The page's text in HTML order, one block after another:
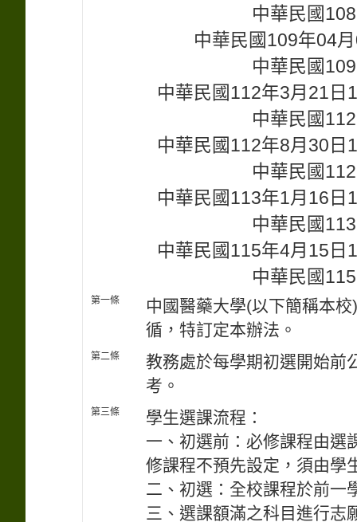
中華民國
中華民國109年04
中華民國
中華民國112年3月21日
中華民國
中華民國112年8月30日
中華民國
中華民國113年1月16日
中華民國
中華民國115年4月15日
中華民國
第一條
中國醫藥大學(以下簡稱本
循，特訂定本辦法。
第二條
教務處於每學期初選開始前
考。
第三條
學生選課流程：
一、初選前：必修課程由選
修課程不預先設定，須由學
二、初選：全校課程於前一
三、選課額滿之科目進行志